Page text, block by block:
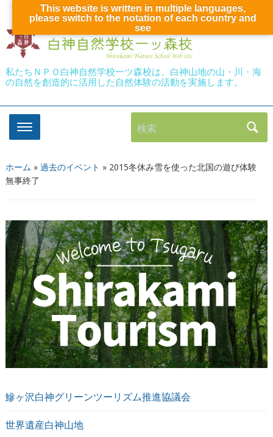
私たちＮＰＯ白神自然学校一ツ森校は、白神山地の山・川・海
の自然を創造的に活用した自然体験の活動を実施します。
検索
ホーム » 過去のイベント » 2015冬休み雪を使った北国の遊び体験
無事終了
鰺ヶ沢白神グリーンツーリズム推進協議会
世界遺産白神山地
This website is written in multiple languages,
please switch to the notation of each country and
see